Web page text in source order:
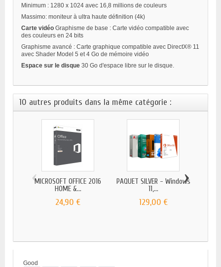
Minimum : 1280 x 1024 avec 16,8 millions de couleurs
Massimo: moniteur à ultra haute définition (4k)
Carte vidéo Graphisme de base : Carte vidéo compatible avec
des couleurs en 24 bits
Graphisme avancé : Carte graphique compatible avec DirectX® 11
avec Shader Model 5 et 4 Go de mémoire vidéo
Espace sur le disque 30 Go d'espace libre sur le disque.
10 autres produits dans la même catégorie :
MICROSOFT OFFICE 2016
HOME &...
24,90 €
PAQUET SILVER - Windows
11,...
129,00 €
‹ ›
Good